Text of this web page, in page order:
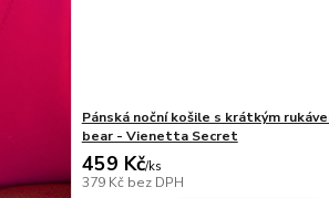
Pánská noční košile s krátkým
bear - Vienetta Secret
459 Kč/ks
379 Kč bez DPH